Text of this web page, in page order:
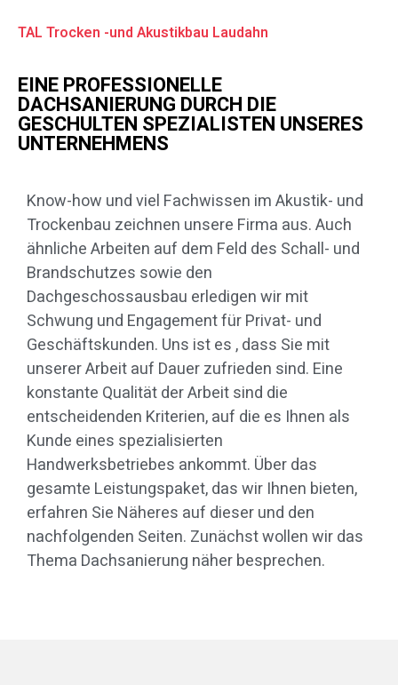
TAL Trocken -und Akustikbau Laudahn
EINE PROFESSIONELLE
DACHSANIERUNG DURCH DIE
GESCHULTEN SPEZIALISTEN UNSERES
UNTERNEHMENS
Know-how und viel Fachwissen im Akustik- und
Trockenbau zeichnen unsere Firma aus. Auch
ähnliche Arbeiten auf dem Feld des Schall- und
Brandschutzes sowie den
Dachgeschossausbau erledigen wir mit
Schwung und Engagement für Privat- und
Geschäftskunden. Uns ist es , dass Sie mit
unserer Arbeit auf Dauer zufrieden sind. Eine
konstante Qualität der Arbeit sind die
entscheidenden Kriterien, auf die es Ihnen als
Kunde eines spezialisierten
Handwerksbetriebes ankommt. Über das
gesamte Leistungspaket, das wir Ihnen bieten,
erfahren Sie Näheres auf dieser und den
nachfolgenden Seiten. Zunächst wollen wir das
Thema Dachsanierung näher besprechen.